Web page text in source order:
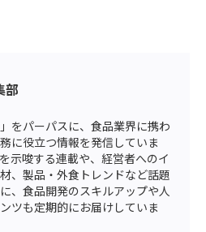
部
をパーパスに、食品業界に携わ
に役立つ情報を発信していま
示唆する連載や、経営者へのイ
、製品・外食トレンドなど話題
、食品開発のスキルアップや人
ツも定期的にお届けしていま